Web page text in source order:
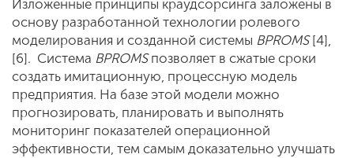
Изложенные принципы краудсорсинга заложены в
основу разработанной технологии ролевого
моделирования и созданной системы BPROMS[4],
[6]. Система BPROMSпозволяет в сжатые сроки
создать имитационную, процессную модель
предприятия. На базе этой модели можно
прогнозировать, планировать и выполнять
мониторинг показателей операционной
эффективности, тем самым доказательно улучшать